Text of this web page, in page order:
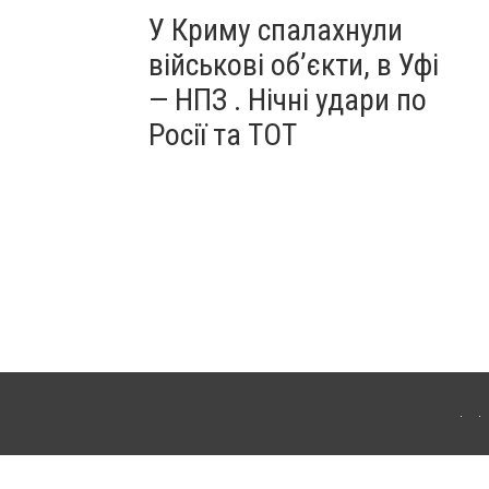
У Криму спалахнули
військові об’єкти, в Уфі
— НПЗ . Нічні удари по
Росії та ТОТ